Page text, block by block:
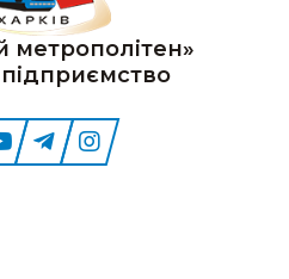
метрополітен»